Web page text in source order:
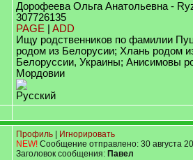
Дорофеева Ольга Анатольевна -
307726135
PAGE
ADD
Ищу родственников по фамилии
родом из Белорусии; Хлань родом
Белоруссии, Украины; Анисимовы
Мордовии
Русский
Профиль
Игнорировать
NEW! Сообщение отправлено: 30 августа
Заголовок сообщения: Павел